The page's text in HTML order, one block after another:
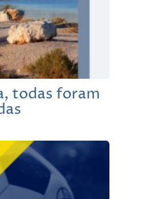
todas foram